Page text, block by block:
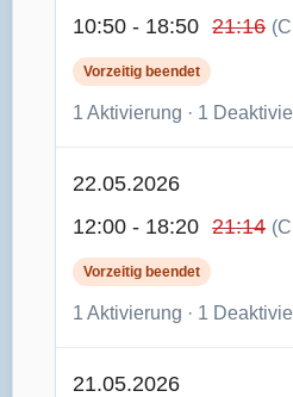
10:50 - 18:50 21:16
Vorzeitig beendet
1 Aktivierung · 1
22.05.2026
12:00 - 18:20 21:14
Vorzeitig beendet
1 Aktivierung · 1
21.05.2026